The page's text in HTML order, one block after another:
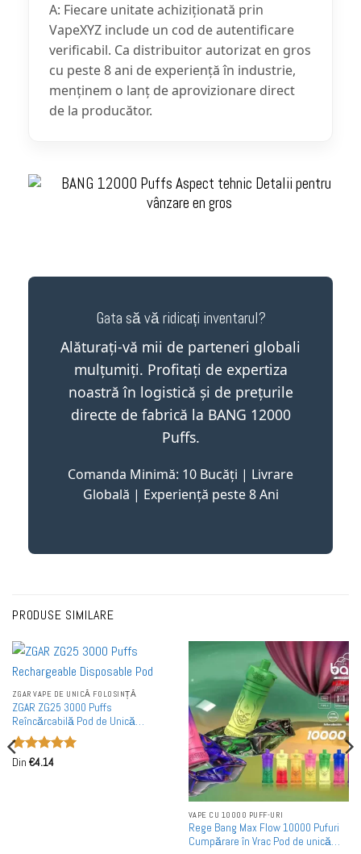
A: Fiecare unitate achiziționată prin
VapeXYZ include un cod de autentificare
verificabil. Ca distribuitor autorizat en gros
cu peste 8 ani de experiență în industrie,
menținem o lanț de aprovizionare direct
de la producător.
Gata să vă ridicați inventarul?
Alăturați-vă mii de parteneri globali
mulțumiți. Profitați de expertiza
noastră în logistică și de prețurile
directe de fabrică la BANG 12000
Puffs.
Comanda Minimă: 10 Bucăți | Livrare
Globală | Experiență peste 8 Ani
PRODUSE SIMILARE
ZGAR VAPE DE UNICĂ FOLOSINȚĂ
ZGAR ZG25 3000 Puffs
Reîncărcabilă Pod de Unică
Folosință în Vrac
Evaluat la
Din €4.14
VAPE CU 10000 PUFF-URI
Rege Bang Max Flow 10000 Pufuri
Cumpărare în Vrac Pod de unică